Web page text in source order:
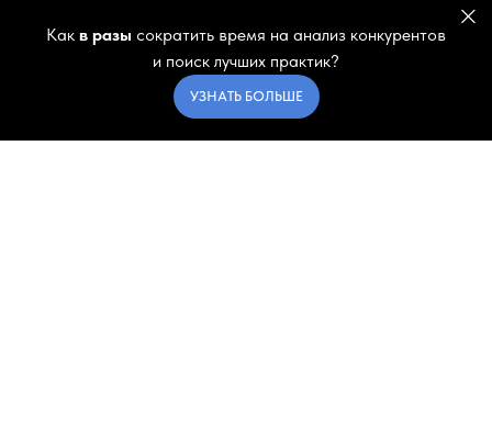
Как в разы сократить время на анализ конкурентов
и поиск лучших практик?
УЗНАТЬ БОЛЬШЕ